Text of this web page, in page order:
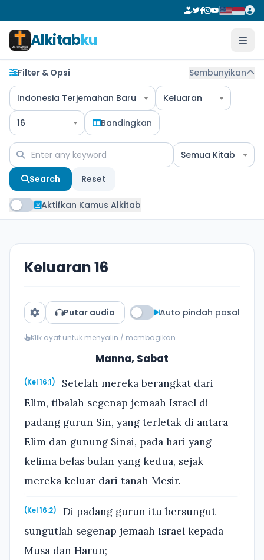
Alkitabku
Filter & Opsi Sembunyikan
Indonesia Terjemahan Baru Keluaran
16 Bandingkan
Semua Kitab
Search Reset
Aktifkan Kamus Alkitab
Keluaran 16
Putar audio Auto pindah pasal
Klik ayat untuk menyalin / membagikan
Manna, Sabat
(Kel 16:1)
Setelah mereka berangkat dari
Elim, tibalah segenap jemaah Israel di
padang gurun Sin, yang terletak di antara
Elim dan gunung Sinai, pada hari yang
kelima belas bulan yang kedua, sejak
mereka keluar dari tanah Mesir.
(Kel 16:2)
Di padang gurun itu bersungut-
sungutlah segenap jemaah Israel kepada
Musa dan Harun;